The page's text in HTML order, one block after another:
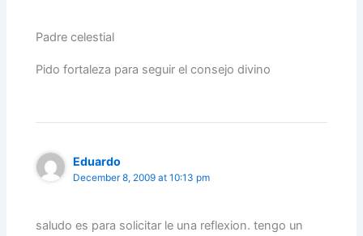
Padre celestial
Pido fortaleza para seguir el consejo divino
Eduardo
December 8, 2009 at 10:13 pm
saludo es para solicitar le una reflexion. tengo un